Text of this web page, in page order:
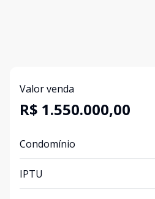
Valor venda
R$ 1.550.000,00
Condomínio
IPTU